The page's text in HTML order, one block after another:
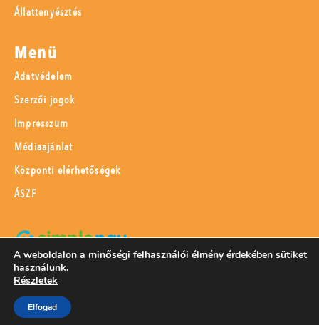
Állattenyésztés
Menü
Adatvédelem
Szerzői jogok
Impresszum
Médiaajánlat
Központi elérhetőségek
ÁSZF
SimplePay adattovábbítási nyilatkozat
A weboldalon a minőségi felhasználói élmény érdekében sütiket
használunk.
Részletek
Elfogad